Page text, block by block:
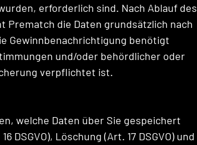
erforderlich sind. Nach Ablauf des
Prematch die Daten grundsätzlich nach
Gewinnbenachrichtigung benötigt
und/oder behördlicher oder
verpflichtet ist.
welche Daten über Sie gespeichert
DSGVO), Löschung (Art. 17 DSGVO) und